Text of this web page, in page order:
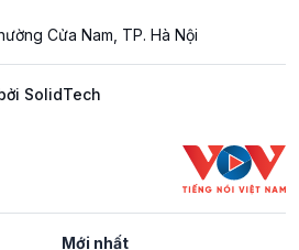
Cửa Nam, TP. Hà Nội
SolidTech
Mới nhất